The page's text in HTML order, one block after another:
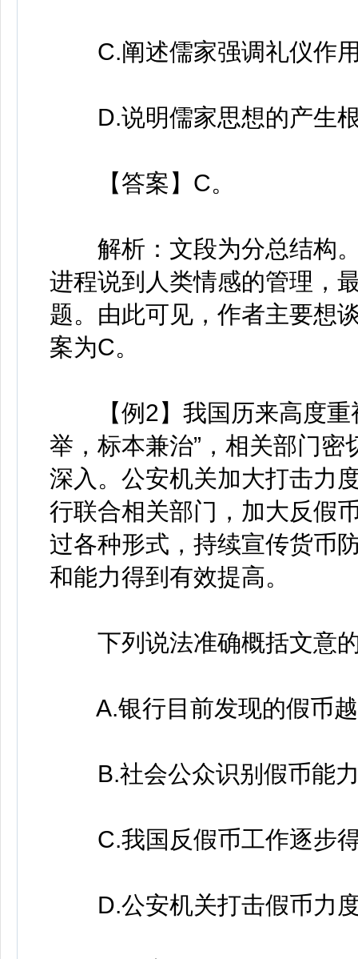
C.阐述儒家强调礼仪作
D.说明儒家思想的产生根
【答案】C。
解析：文段为分总结构。
进程说到人类情感的管理，
题。由此可见，作者主要想
案为C。
【例2】我国历来高度重
举，标本兼治”，相关部门
深入。公安机关加大打击力
行联合相关部门，加大反假
过各种形式，持续宣传货币
和能力得到有效提高。
下列说法准确概括文意
A.银行目前发现的假币越
B.社会公众识别假币能
C.我国反假币工作逐步
D.公安机关打击假币力